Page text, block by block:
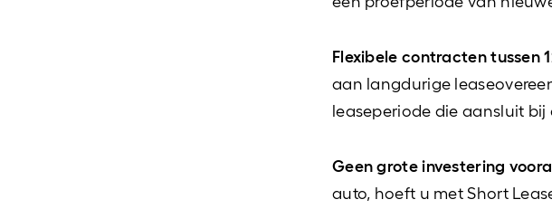
Flexibele contracten tussen
aan langdurige
leaseperiode die aansluit
Geen grote investering
auto, hoeft u met Short